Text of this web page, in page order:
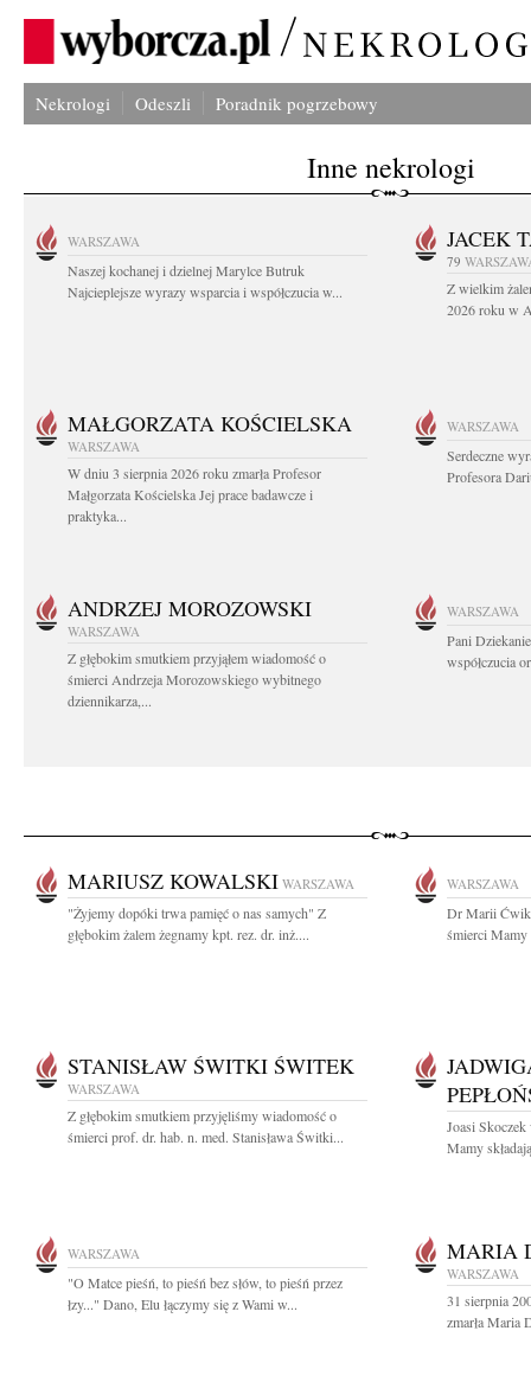
Nekrologi Odeszli Poradnik pogrzebowy
Inne nekrologi
WARSZAWA
Naszej kochanej i dzielnej Marylce Butruk
Najcieplejsze wyrazy wsparcia i współczucia w...
JACEK
79
Z wielkim
2026 roku w
MAŁGORZATA KOŚCIELSKA
WARSZAWA
W dniu 3 sierpnia 2026 roku zmarła Profesor
Małgorzata Kościelska Jej prace badawcze i
praktyka...
WARSZAWA
Serdeczne
Profesora
ANDRZEJ MOROZOWSKI
WARSZAWA
Z głębokim smutkiem przyjąłem wiadomość o
śmierci Andrzeja Morozowskiego wybitnego
dziennikarza,...
WARSZAWA
Pani
współczucia
MARIUSZ KOWALSKI WARSZAWA
"Żyjemy dopóki trwa pamięć o nas samych" Z
głębokim żalem żegnamy kpt. rez. dr. inż....
WARSZAWA
Dr Marii
śmierci Mamy
STANISŁAW ŚWITKI ŚWITEK
WARSZAWA
Z głębokim smutkiem przyjęliśmy wiadomość o
śmierci prof. dr. hab. n. med. Stanisława Świtki...
Joasi
Mamy
WARSZAWA
"O Matce pieśń, to pieśń bez słów, to pieśń przez
łzy..." Dano, Elu łączymy się z Wami w...
MARIA
WARSZAWA
31 sierpnia
zmarła Maria